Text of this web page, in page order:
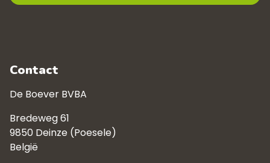
Contact
De Boever BVBA
Bredeweg 61
9850 Deinze (Poesele)
België